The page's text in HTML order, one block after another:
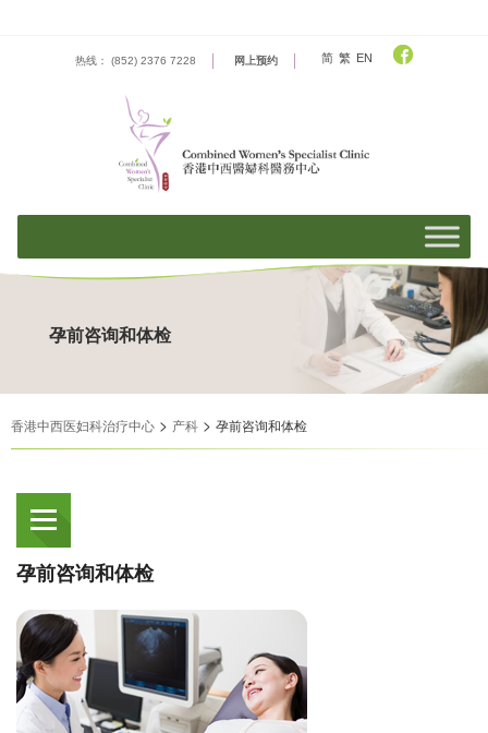
热线： (852) 2376 7228 网上预约 简 繁 EN
孕前咨询和体检
香港中西医妇科治疗中心 > 产科 > 孕前咨询和体检
孕前咨询和体检